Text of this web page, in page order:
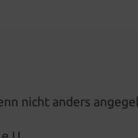
nicht anders